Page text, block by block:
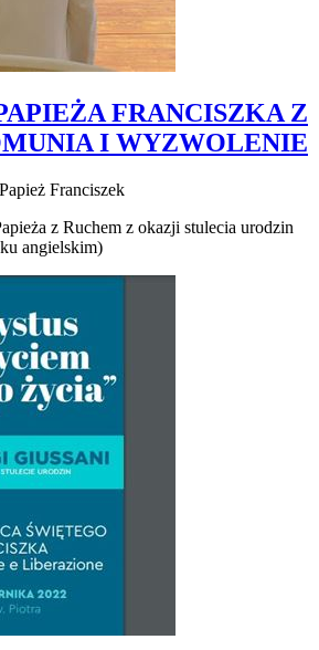
FRANCISZKA Z
I WYZWOLENIE
Papież Franciszek
z Ruchem z okazji stulecia urodzin
angielskim)